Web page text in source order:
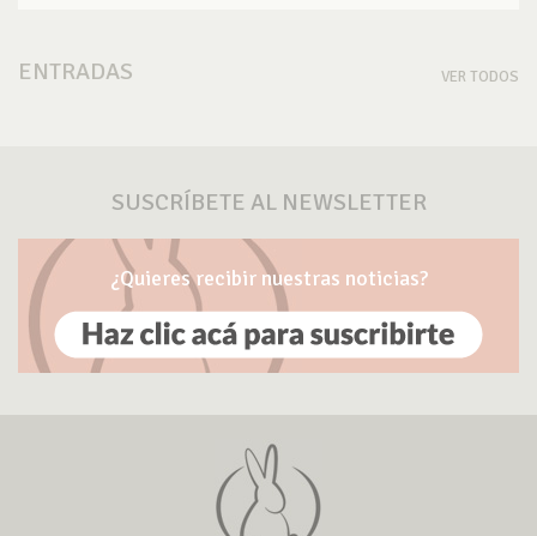
ENTRADAS VER TODOS
SUSCRÍBETE AL NEWSLETTER
¿Quieres recibir nuestras noticias?